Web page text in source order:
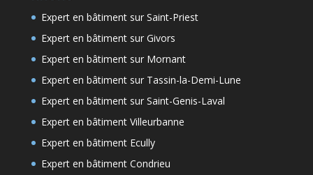
Expert en bâtiment sur Saint-Priest
Expert en bâtiment sur Givors
Expert en bâtiment sur Mornant
Expert en bâtiment sur Tassin-la-Demi-Lune
Expert en bâtiment sur Saint-Genis-Laval
Expert en bâtiment Villeurbanne
Expert en bâtiment Ecully
Expert en bâtiment Condrieu